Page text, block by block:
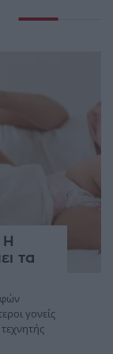
Η
τα
γονείς